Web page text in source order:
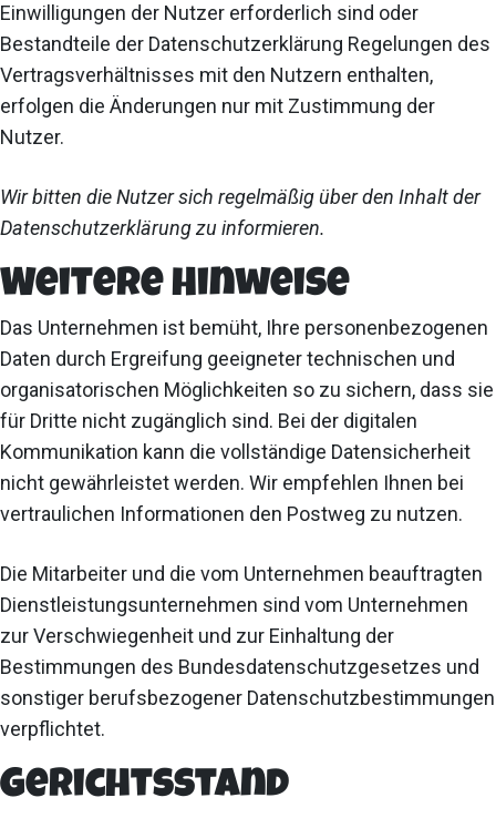
Einwilligungen der Nutzer erforderlich sind oder
Bestandteile der Datenschutzerklärung Regelungen des
Vertragsverhältnisses mit den Nutzern enthalten,
erfolgen die Änderungen nur mit Zustimmung der
Nutzer.
Wir bitten die Nutzer sich regelmäßig über den Inhalt der
Datenschutzerklärung zu informieren.
Weitere Hinweise
Das Unternehmen ist bemüht, Ihre personenbezogenen
Daten durch Ergreifung geeigneter technischen und
organisatorischen Möglichkeiten so zu sichern, dass sie
für Dritte nicht zugänglich sind. Bei der digitalen
Kommunikation kann die vollständige Datensicherheit
nicht gewährleistet werden. Wir empfehlen Ihnen bei
vertraulichen Informationen den Postweg zu nutzen.
Die Mitarbeiter und die vom Unternehmen beauftragten
Dienstleistungsunternehmen sind vom Unternehmen
zur Verschwiegenheit und zur Einhaltung der
Bestimmungen des Bundesdatenschutzgesetzes und
sonstiger berufsbezogener Datenschutzbestimmungen
verpflichtet.
Gerichtsstand